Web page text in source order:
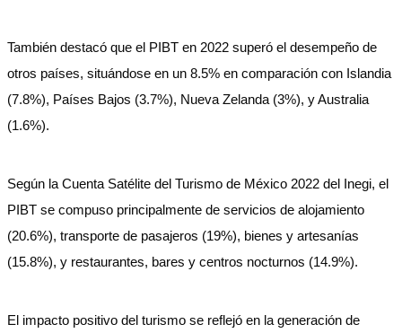
También destacó que el PIBT en 2022 superó el desempeño de
otros países, situándose en un 8.5% en comparación con Islandia
(7.8%), Países Bajos (3.7%), Nueva Zelanda (3%), y Australia
(1.6%).
Según la Cuenta Satélite del Turismo de México 2022 del Inegi, el
PIBT se compuso principalmente de servicios de alojamiento
(20.6%), transporte de pasajeros (19%), bienes y artesanías
(15.8%), y restaurantes, bares y centros nocturnos (14.9%).
El impacto positivo del turismo se reflejó en la generación de